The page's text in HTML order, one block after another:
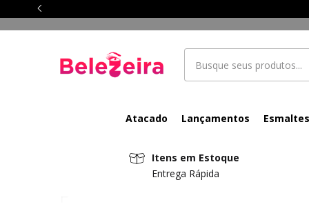
Atacado Lançamentos Esmaltes
Itens em Estoque
Entrega Rápida